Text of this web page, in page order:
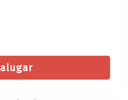
alugar